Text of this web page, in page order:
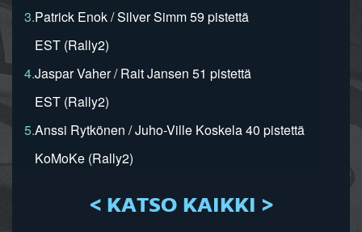
3.Patrick Enok / Silver Simm 59 pistettä
EST (Rally2)
4.Jaspar Vaher / Rait Jansen 51 pistettä
EST (Rally2)
5.Anssi Rytkönen / Juho-Ville Koskela 40 pistettä
KoMoKe (Rally2)
< KATSO KAIKKI >